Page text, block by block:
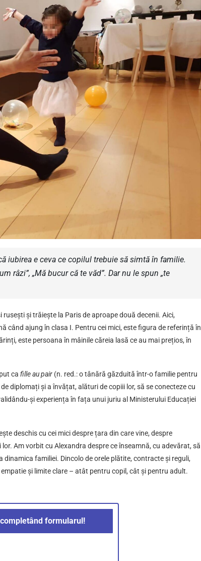
iubirea e ceva ce copilul trebuie să simtă în familie.
râzi”, „Mă bucur că te văd”. Dar nu le spun „te
și trăiește la Paris de aproape două decenii. Aici,
când ajung în clasa I. Pentru cei mici, este figura de referință în
este persoana în mâinile căreia lasă ce au mai prețios, în
ca fille au pair (n. red.: o tânără găzduită într-o familie pentru
diplomați și a învățat, alături de copiii lor, să se conecteze cu
și experiența în fața unui juriu al Ministerului Educației
deschis cu cei mici despre țara din care vine, despre
Am vorbit cu Alexandra despre ce înseamnă, cu adevărat, să
familiei. Dincolo de orele plătite, contracte și reguli,
și limite clare – atât pentru copil, cât și pentru adult.
formularul!